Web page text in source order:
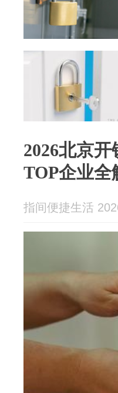
2026北京
TOP企业全
指间便捷生活